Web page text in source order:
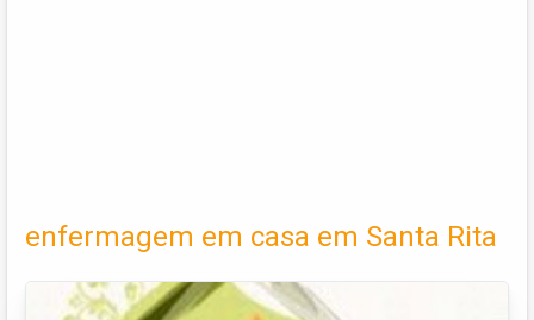
enfermagem em casa em Santa Rita